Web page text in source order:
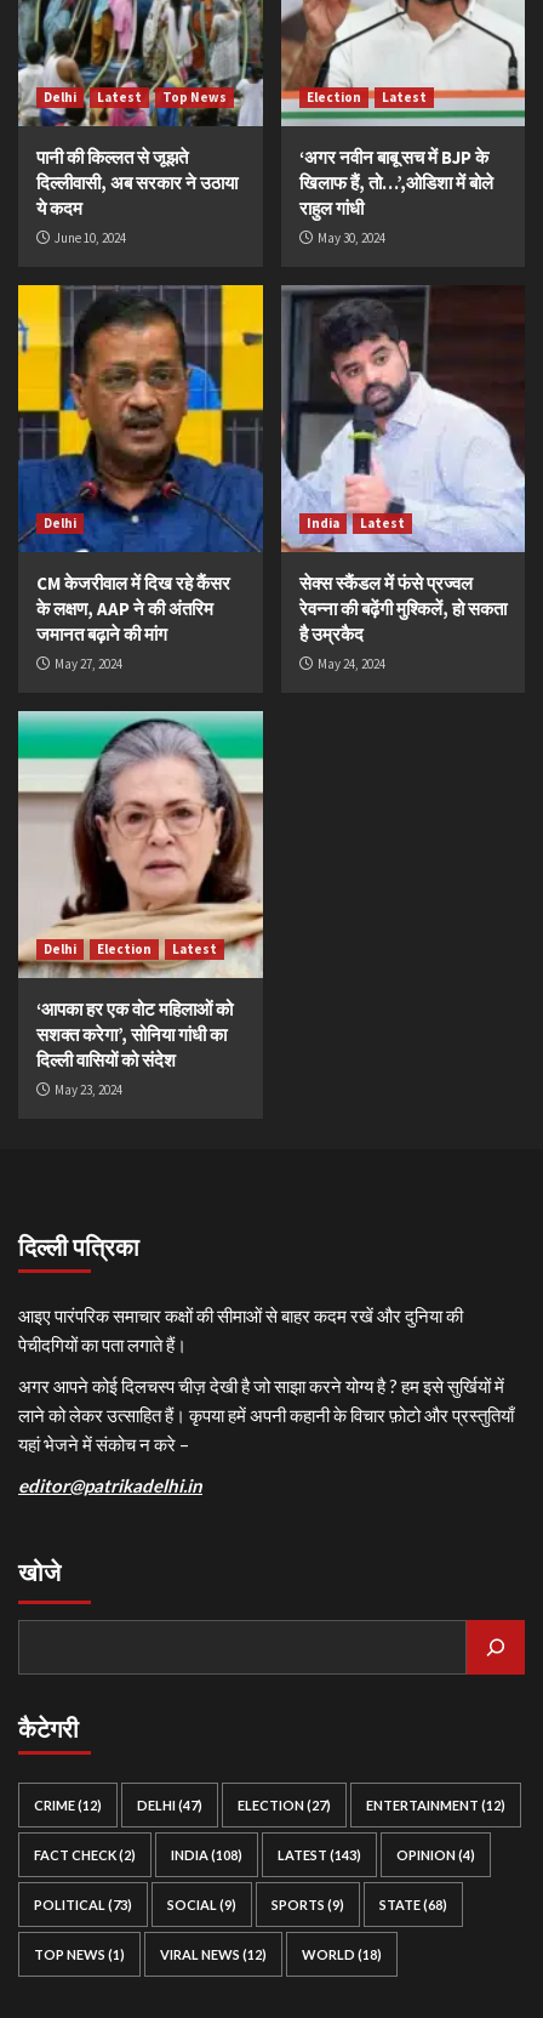
Delhi Latest Top News
पानी की किल्लत से जूझते
दिल्लीवासी, अब सरकार ने उठाया
ये कदम
June 10, 2024
Election Latest
‘अगर नवीन बाबू सच में BJP के
खिलाफ हैं, तो…’,ओडिशा में बोले
राहुल गांधी
May 30, 2024
Delhi
CM केजरीवाल में दिख रहे कैंसर
के लक्षण, AAP ने की अंतरिम
जमानत बढ़ाने की मांग
May 27, 2024
India Latest
सेक्स स्कैंडल में फंसे प्रज्वल
रेवन्ना की बढ़ेंगी मुश्किलें, हो सकता
है उम्रकैद
May 24, 2024
Delhi Election Latest
‘आपका हर एक वोट महिलाओं को
सशक्त करेगा’, सोनिया गांधी का
दिल्ली वासियों को संदेश
May 23, 2024
दिल्ली पत्रिका
आइए पारंपरिक समाचार कक्षों की सीमाओं से बाहर कदम रखें और दुनिया की
पेचीदगियों का पता लगाते हैं।
अगर आपने कोई दिलचस्प चीज़ देखी है जो साझा करने योग्य है ? हम इसे सुर्खियों में
लाने को लेकर उत्साहित हैं। कृपया हमें अपनी कहानी के विचार फ़ोटो और प्रस्तुतियाँ
यहां भेजने में संकोच न करे –
editor@patrikadelhi.in
खोजे
कैटेगरी
CRIME(12) DELHI(47) ELECTION(27) ENTERTAINMENT (12)
FACT CHECK(2) INDIA(108) LATEST (143) OPINION(4)
POLITICAL (73) SOCIAL (9) SPORTS (9) STATE(68)
TOP NEWS (1) VIRAL NEWS (12) WORLD (18)